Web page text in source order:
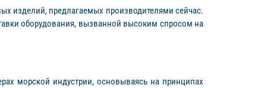
изделий, предлагаемых производителями сейчас.
оборудования, вызванной высоким спросом на
морской индустрии, основываясь на принципах